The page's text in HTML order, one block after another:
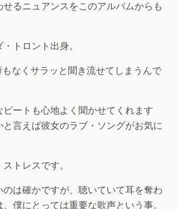
せるニュアンスをこのアルバムからも
トロント出身。
もなくサラッと聞き流せてしまうんで
ビートも心地よく聞かせてくれます
と言えば彼女のラブ・ソングがお気に
トレスです。
は確かですが、聴いていて耳を奪わ
僕にとっては重要な歌声という事。